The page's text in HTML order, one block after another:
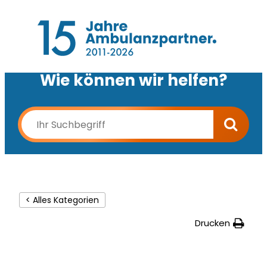
Wie können wir helfen?
< Alles Kategorien
Drucken